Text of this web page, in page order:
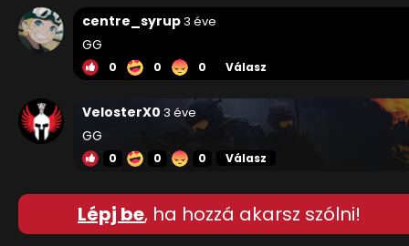
centre_syrup3 éve
GG
0 0 0 Válasz
VelosterX0 3 éve
GG
0 0 0 Válasz
Lépj be, ha hozzá akarsz szólni!